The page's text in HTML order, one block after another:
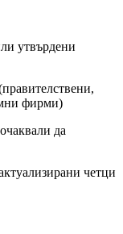
утвърдени
фирми)
да
четци